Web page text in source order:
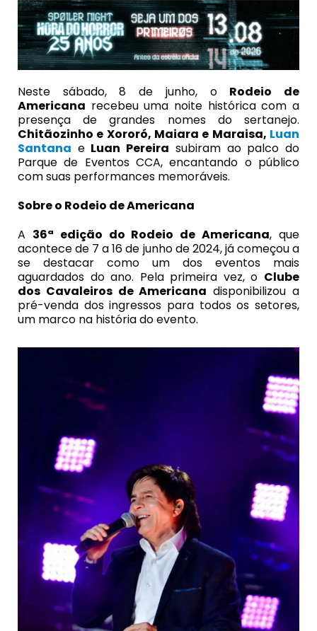
Neste sábado, 8 de junho, o Rodeio de
Americana recebeu uma noite histórica com a
presença de grandes nomes do sertanejo.
Chitãozinho e Xororó, Maiara e Maraisa, Luan
Santana e Luan Pereira subiram ao palco do
Parque de Eventos CCA, encantando o público
com suas performances memoráveis.
Sobre o Rodeio de Americana
A 36ª edição do Rodeio de Americana, que
acontece de 7 a 16 de junho de 2024, já começou a
se destacar como um dos eventos mais
aguardados do ano. Pela primeira vez, o Clube
dos Cavaleiros de Americana disponibilizou a
pré-venda dos ingressos para todos os setores,
um marco na história do evento.